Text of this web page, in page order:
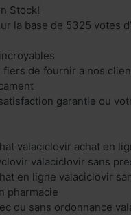
Stock!
la base de 5325 votes
fiers de fournir a nos
garantie ou
valaciclovir achat en
valaciclovir sans
en ligne valaciclovir
pharmacie
ou sans ordonnance